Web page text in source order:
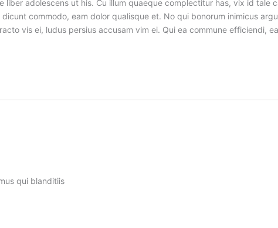
adolescens ut his. Cu illum quaeque complectitur has, vix id
commodo, eam dolor qualisque et. No qui bonorum inimicus
vis ei, ludus persius accusam vim ei. Qui ea commune efficiendi,
qui blanditiis